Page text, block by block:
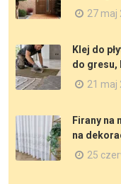
27 maj
Klej do
do gresu,
21 maj
Firany na
na
25